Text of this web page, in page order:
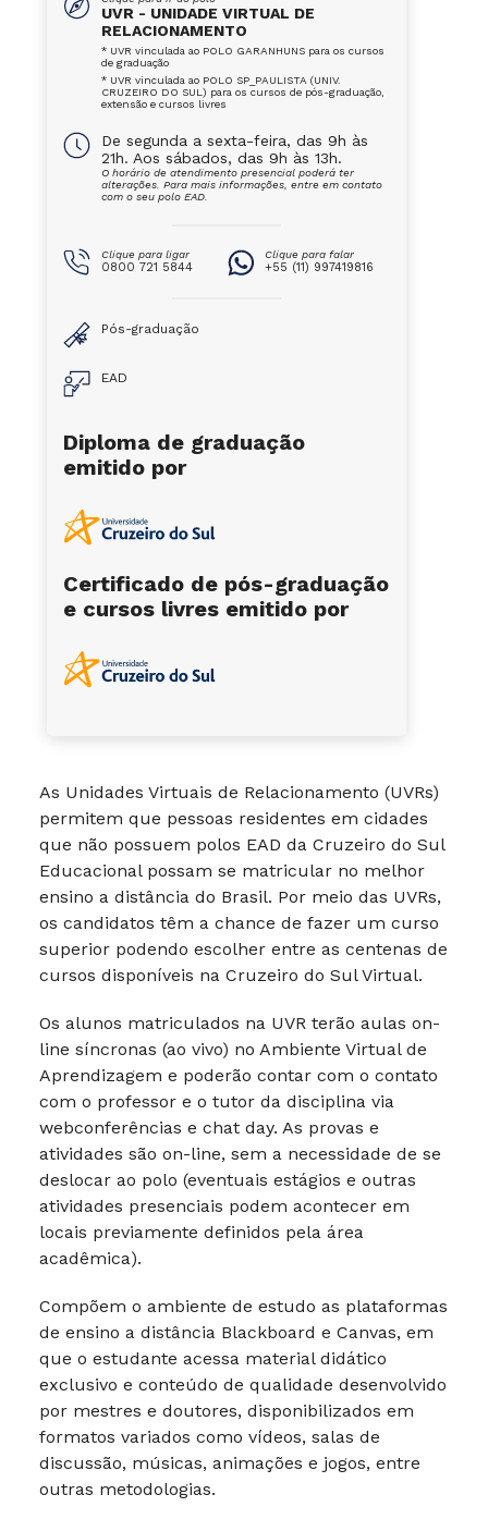
As Unidades Virtuais de Relacionamento (UVRs)
permitem que pessoas residentes em cidades
que não possuem polos EAD da Cruzeiro do Sul
Educacional possam se matricular no melhor
ensino a distância do Brasil. Por meio das UVRs,
os candidatos têm a chance de fazer um curso
superior podendo escolher entre as centenas de
cursos disponíveis na Cruzeiro do Sul Virtual.
Os alunos matriculados na UVR terão aulas on-
line síncronas (ao vivo) no Ambiente Virtual de
Aprendizagem e poderão contar com o contato
com o professor e o tutor da disciplina via
webconferências e chat day. As provas e
atividades são on-line, sem a necessidade de se
deslocar ao polo (eventuais estágios e outras
atividades presenciais podem acontecer em
locais previamente definidos pela área
acadêmica).
Compõem o ambiente de estudo as plataformas
de ensino a distância Blackboard e Canvas, em
que o estudante acessa material didático
exclusivo e conteúdo de qualidade desenvolvido
por mestres e doutores, disponibilizados em
formatos variados como vídeos, salas de
discussão, músicas, animações e jogos, entre
outras metodologias.
UVR - UNIDADE VIRTUAL DE
RELACIONAMENTO
* UVR vinculada ao POLO GARANHUNS para os cursos
de graduação
* UVR vinculada ao POLO SP_PAULISTA (UNIV.
CRUZEIRO DO SUL) para os cursos de pós-graduação,
extensão e cursos livres
De segunda a sexta-feira, das 9h às
21h. Aos sábados, das 9h às 13h.
O horário de atendimento presencial poderá ter
alterações. Para mais informações, entre em contato
com o seu polo EAD.
Clique para ligar
0800 721 5844
Clique para falar
+55 (11) 997419816
Pós-graduação
EAD
Diploma de graduação
emitido por
Certificado de pós-graduação
e cursos livres emitido por